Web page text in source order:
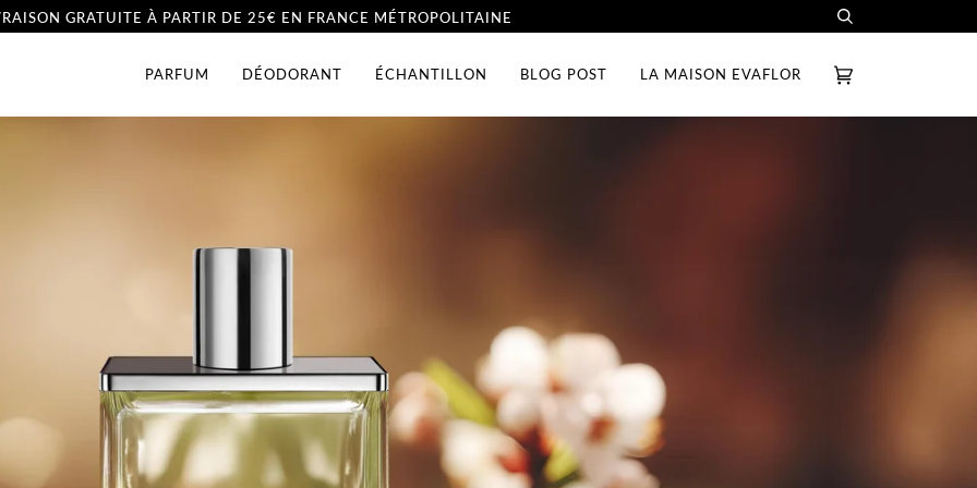
GRATUITE À PARTIR DE 25€ EN FRANCE MÉTROPOLITAINE
Recherche
PARFUM DÉODORANT ÉCHANTILLON BLOG POST LA MAISON EVAFLOR
Panier